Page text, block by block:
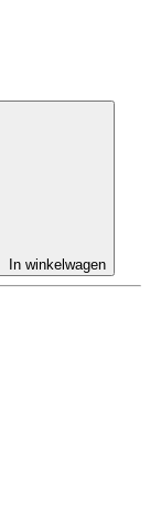
In winkelwagen